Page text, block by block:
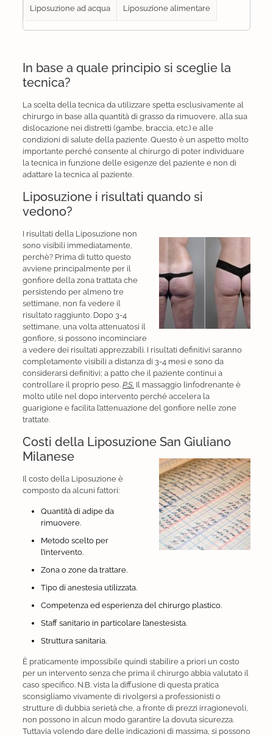
Liposuzione ad acqua Liposuzione alimentare
In base a quale principio si sceglie la
tecnica?
La scelta della tecnica da utilizzare spetta esclusivamente al
chirurgo in base alla quantità di grasso da rimuovere, alla sua
dislocazione nei distretti (gambe, braccia, etc.) e alle
condizioni di salute della paziente. Questo è un aspetto molto
importante perché consente al chirurgo di poter individuare
la tecnica in funzione delle esigenze del paziente e non di
adattare la tecnica al paziente.
Liposuzione i risultati quando si
vedono?
I risultati della Liposuzione non
sono visibili immediatamente,
perchè? Prima di tutto questo
avviene principalmente per il
gonfiore della zona trattata che
persistendo per almeno tre
settimane, non fa vedere il
risultato raggiunto. Dopo 3-4
settimane, una volta attenuatosi il
gonfiore, si possono incominciare
a vedere dei risultati apprezzabili. I risultati definitivi saranno
completamente visibili a distanza di 3-4 mesi e sono da
considerarsi definitivi; a patto che il paziente continui a
controllare il proprio peso. P.S. Il massaggio linfodrenante è
molto utile nel dopo intervento perché accelera la
guarigione e facilita l’attenuazione del gonfiore nelle zone
trattate.
Costi della Liposuzione San Giuliano
Milanese
Il costo della Liposuzione è
composto da alcuni fattori:
Quantità di adipe da
rimuovere.
Metodo scelto per
l’intervento.
Zona o zone da trattare.
Tipo di anestesia utilizzata.
Competenza ed esperienza del chirurgo plastico.
Staff sanitario in particolare l’anestesista.
Struttura sanitaria.
È praticamente impossibile quindi stabilire a priori un costo
per un intervento senza che prima il chirurgo abbia valutato il
caso specifico. N.B. vista la diffusione di questa pratica
sconsigliamo vivamente di rivolgersi a professionisti o
strutture di dubbia serietà che, a fronte di prezzi irragionevoli,
non possono in alcun modo garantire la dovuta sicurezza.
Tuttavia volendo dare delle indicazioni di massima, si possono